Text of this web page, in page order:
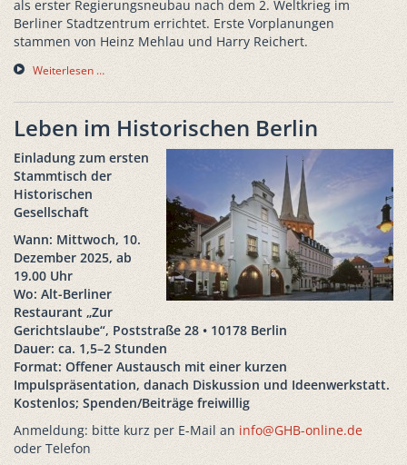
als erster Regierungsneubau nach dem 2. Weltkrieg im
Berliner Stadtzentrum errichtet. Erste Vorplanungen
stammen von Heinz Mehlau und Harry Reichert.
Weiterlesen …
Leben im Historischen Berlin
Einladung zum ersten
Stammtisch der
Historischen
Gesellschaft
Wann: Mittwoch, 10.
Dezember 2025, ab
19.00 Uhr
Wo: Alt-Berliner
Restaurant „Zur
Gerichtslaube“, Poststraße 28 • 10178 Berlin
Dauer: ca. 1,5–2 Stunden
Format: Offener Austausch mit einer kurzen
Impulspräsentation, danach Diskussion und Ideenwerkstatt.
Kostenlos; Spenden/Beiträge freiwillig
Anmeldung: bitte kurz per E-Mail an info@GHB-online.de
oder Telefon